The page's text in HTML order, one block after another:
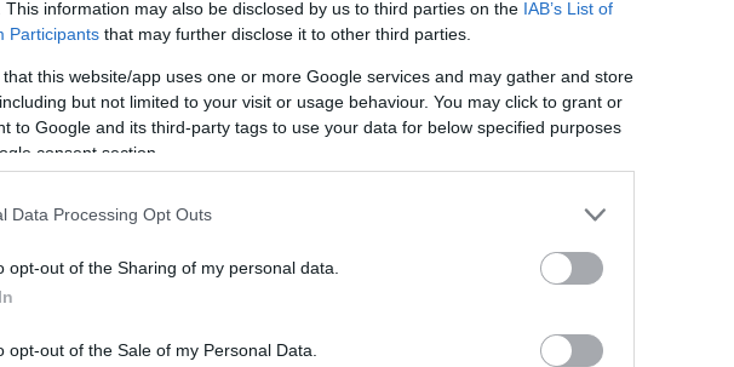
This information may also be disclosed by us to third parties on the IAB’s List of
Participants that may further disclose it to other third parties.
that this website/app uses one or more Google services and may gather and store
but not limited to your visit or usage behaviour. You may click to grant or
to Google and its third-party tags to use your data for below specified purposes
consent section.
Data Processing Opt Outs
opt-out of the Sharing of my personal data.
opt-out of the Sale of my Personal Data.
Válasz erre
vertük meg a Viennát - Medvescsakék még először minket -
Válasz erre
hogy csak most sikerült elkapniuk!
a horvátok be fogják húzni meg mi is, efelől nincs
hát istenem.